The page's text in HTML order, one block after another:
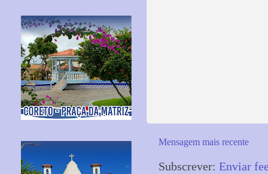
Mensagem mais recente
Subscrever: Enviar